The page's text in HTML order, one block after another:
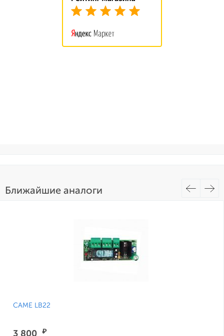
Ближайшие аналоги
CAME LB22
3 800 ₽